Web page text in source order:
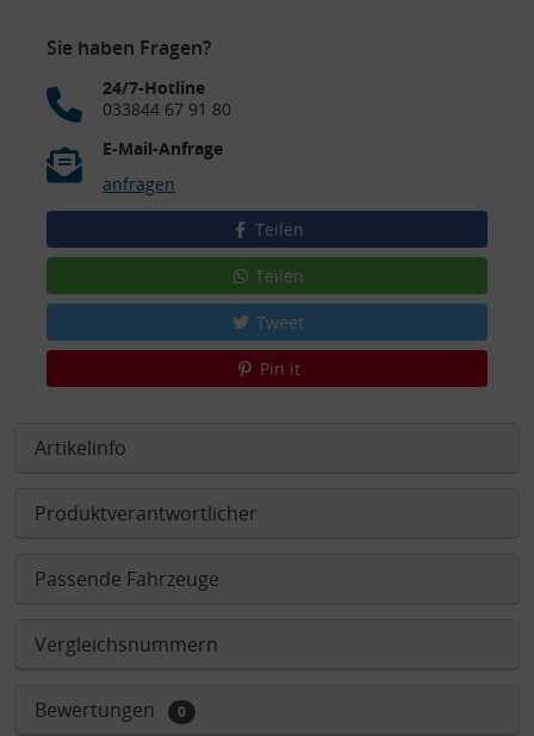
Sie haben Fragen?
24/7-Hotline
033844 67 91 80
E-Mail-Anfrage
anfragen
Teilen
Teilen
Tweet
Pin it
Artikelinfo
Produktverantwortlicher
Passende Fahrzeuge
Vergleichsnummern
Bewertungen 0